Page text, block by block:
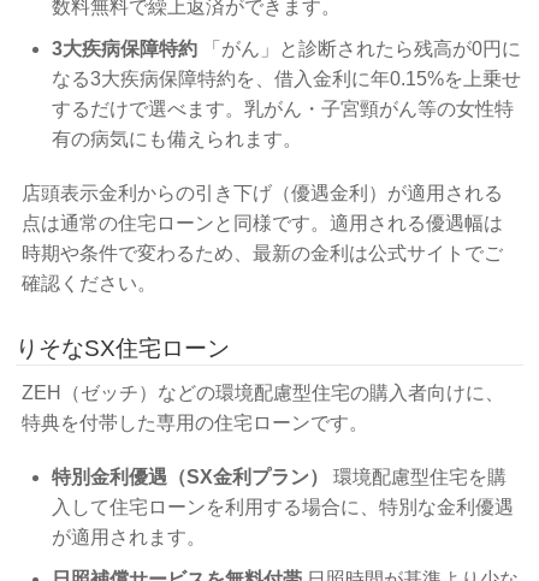
数料無料で繰上返済ができます。
3大疾病保障特約 「がん」と診断されたら残高が0円に
なる3大疾病保障特約を、借入金利に年0.15%を上乗せ
するだけで選べます。乳がん・子宮頸がん等の女性特
有の病気にも備えられます。
店頭表示金利からの引き下げ（優遇金利）が適用される
点は通常の住宅ローンと同様です。適用される優遇幅は
時期や条件で変わるため、最新の金利は公式サイトでご
確認ください。
りそなSX住宅ローン
ZEH（ゼッチ）などの環境配慮型住宅の購入者向けに、
特典を付帯した専用の住宅ローンです。
特別金利優遇（SX金利プラン）
環境配慮型住宅を購
入して住宅ローンを利用する場合に、特別な金利優遇
が適用されます。